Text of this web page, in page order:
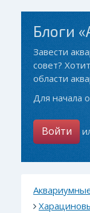
Блоги
Завести
совет?
области
Для начала
Войти